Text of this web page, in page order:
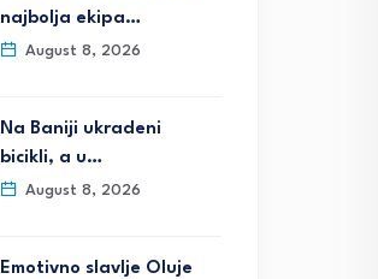
najbolja ekipa…
August 8, 2026
Na Baniji ukradeni
bicikli, a u…
August 8, 2026
Emotivno slavlje Oluje